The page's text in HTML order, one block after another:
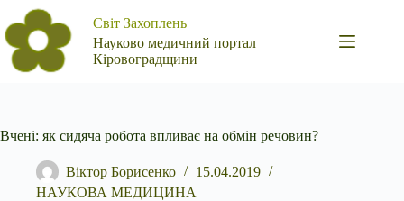
Перейти
до
вмісту
Світ Захоплень
Науково медичний портал
Кіровоградщини
Вчені: як сидяча робота впливає на обмін речовин?
Віктор Борисенко
15.04.2019
НАУКОВА МЕДИЦИНА